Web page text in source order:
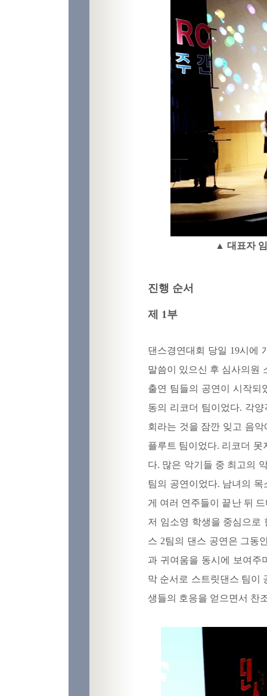
▲ 대표자
진행 순서
제 1부
댄스경연대회 당일 19시에
말씀이 있으신 후 심사의원
출연 팀들의 공연이 시작되
동의 리코더 팀이었다. 각
회라는 것을 잠깐 잊고 음
플루트 팀이었다. 리코더
다. 많은 악기들 중 최고의
팀의 공연이었다. 남녀의
게 여러 연주들이 끝난 뒤
저 임소영 학생을 중심으로
스 2팀의 댄스 공연은 그동
과 귀여움을 동시에 보여주
막 순서로 스트릿댄스 팀이
생들의 호응을 얻으면서 찬